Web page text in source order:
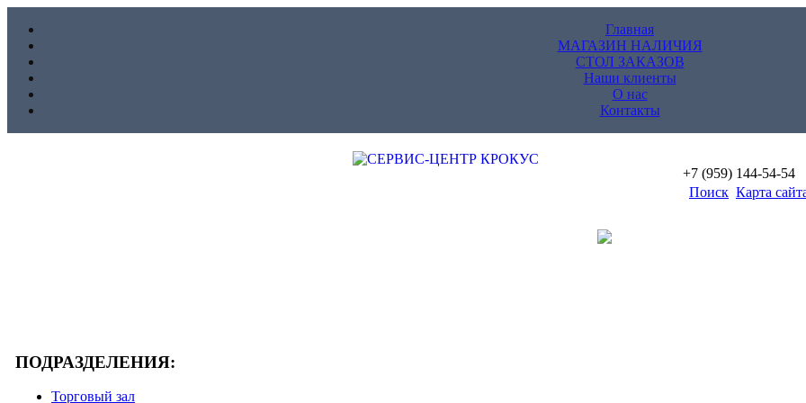
Главная
МАГАЗИН НАЛИЧИЯ
СТОЛ ЗАКАЗОВ
Наши клиенты
О нас
Контакты
+7 (959) 144-54-54
Поиск Карта
ПОДРАЗДЕЛЕНИЯ:
Торговый зал